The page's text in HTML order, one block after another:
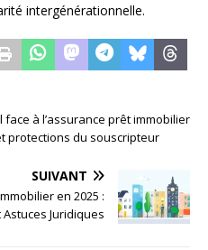
intergénérationnelle.
face à l’assurance prêt immobilier
protections du souscripteur
SUIVANT
en 2025 :
Juridiques